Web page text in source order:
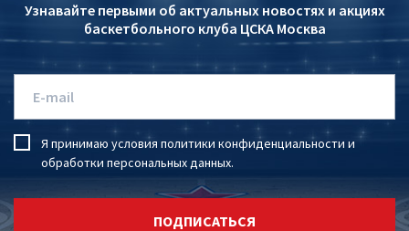
Узнавайте первыми об актуальных новостях и акциях
баскетбольного клуба ЦСКА Москва
Я принимаю условия политики конфиденциальности и
обработки персональных данных.
ПОДПИСАТЬСЯ